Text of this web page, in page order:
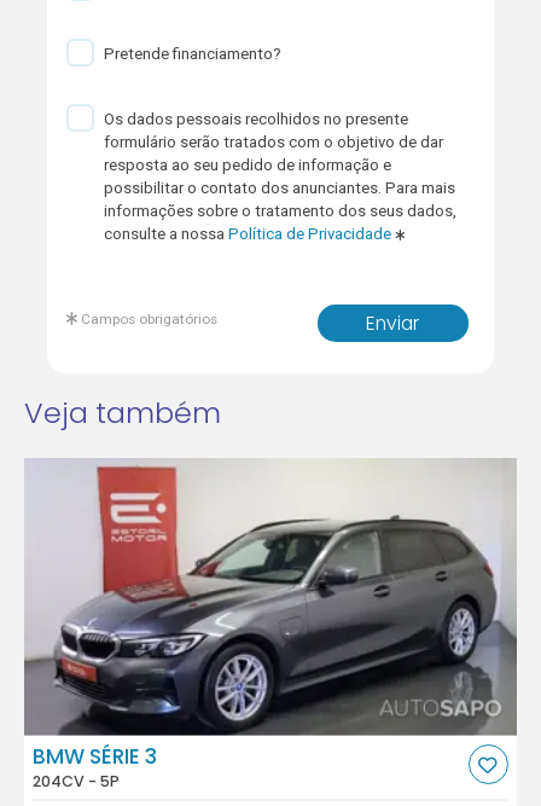
Pretende financiamento?
Os dados pessoais recolhidos no presente
formulário serão tratados com o objetivo de dar
resposta ao seu pedido de informação e
possibilitar o contato dos anunciantes. Para mais
informações sobre o tratamento dos seus dados,
consulte a nossaPolítica de Privacidade
Enviar
Campos obrigatórios
Veja também
BMW SÉRIE 3
204CV - 5P